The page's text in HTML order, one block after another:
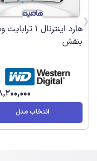
هارد اینترنال 1
بنفش
انتخاب مدل